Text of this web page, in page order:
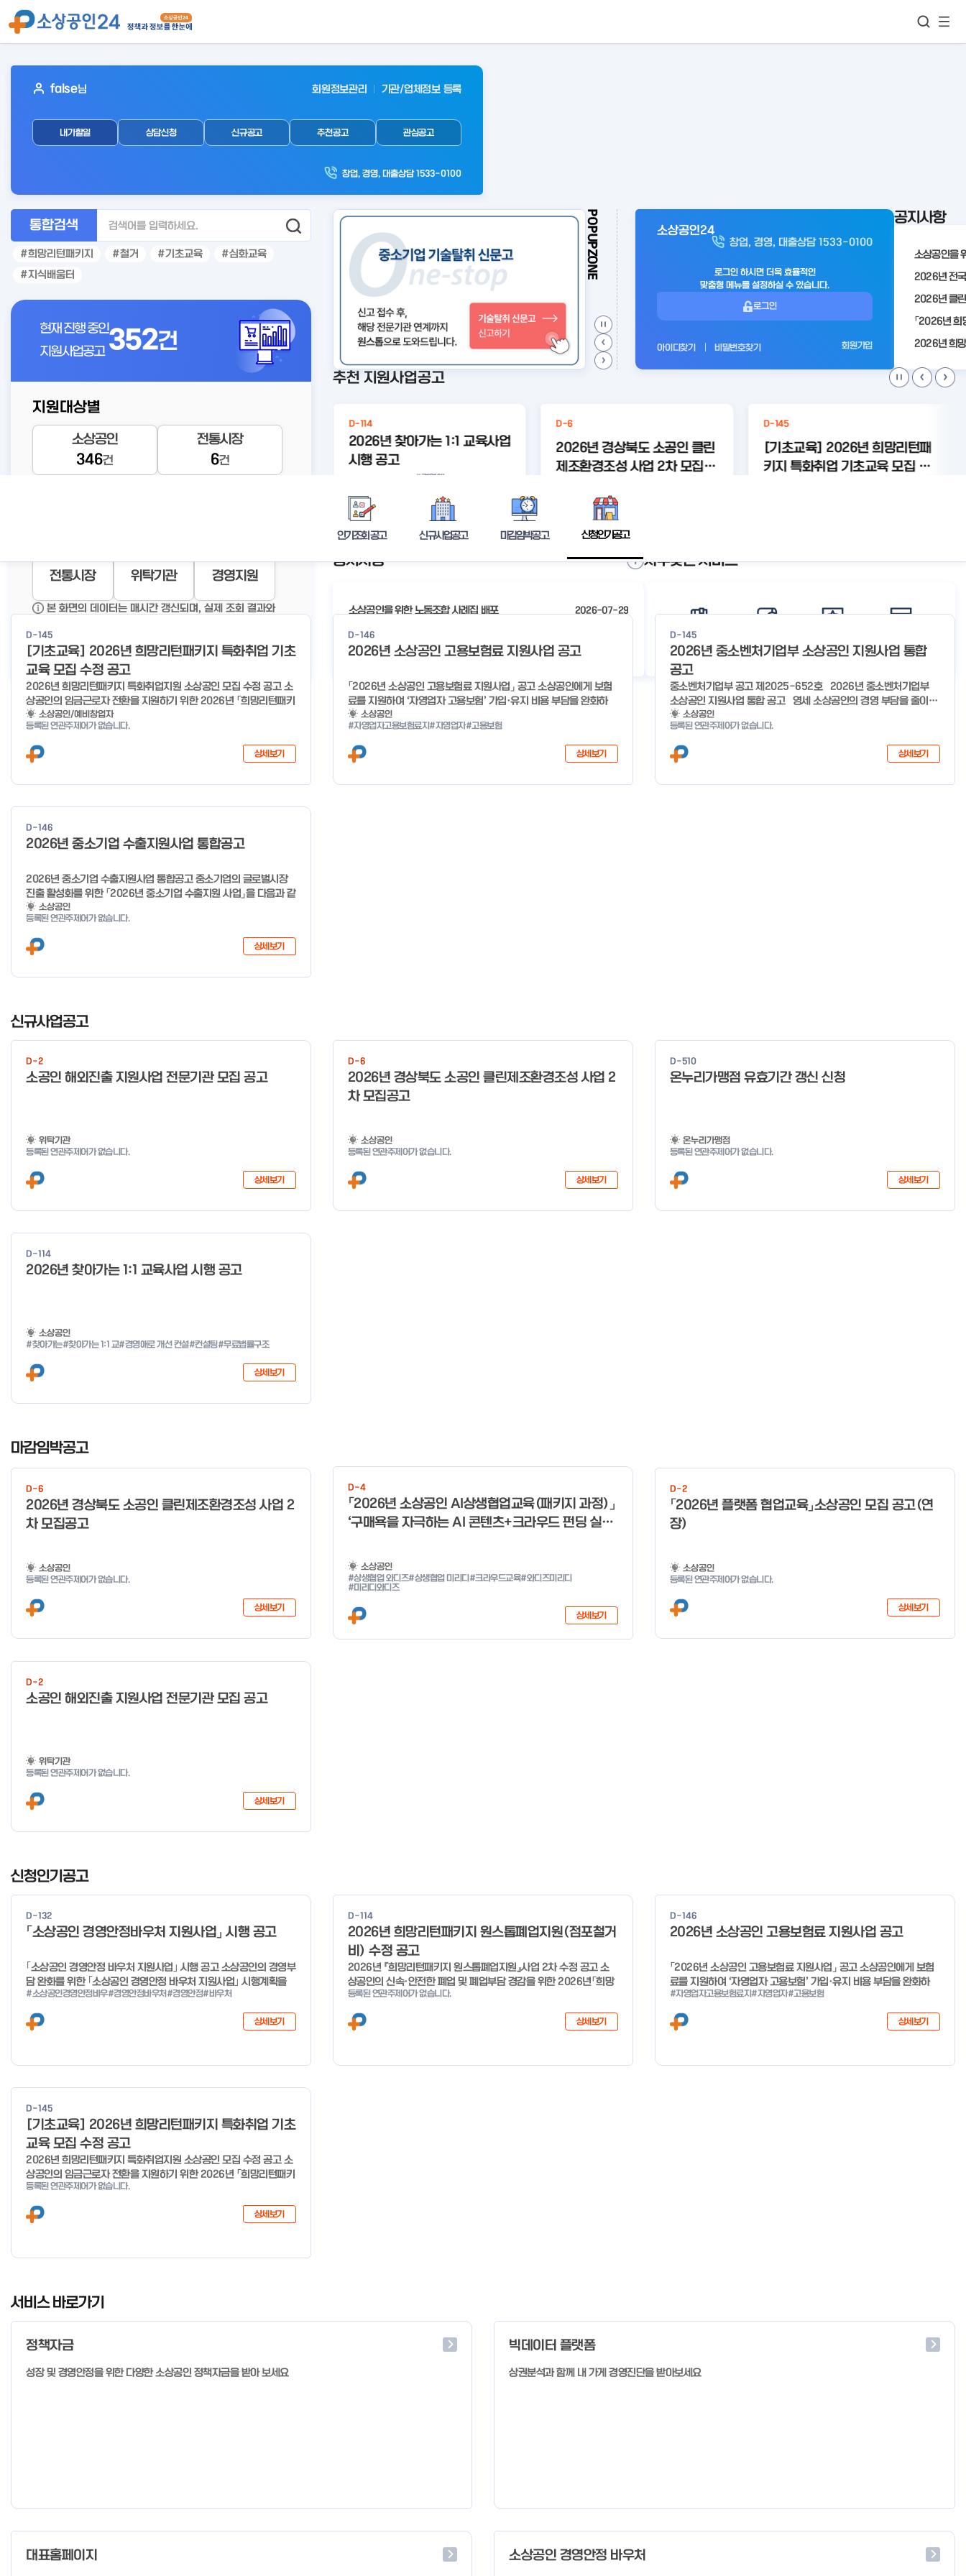
아
로
그
false님 회원정보관리 기관/업체정보 등록
내가할일 상담신청 신규공고 추천공고 관심공고
창업, 경영, 대출상담 1533-0100
통합검색
희망리턴패키지 철거 기초교육
심화교육
지식배움터
현재 진행 중인
지원사업공고 352건
지원대상별
소상공인
346건
전통시장
6건
전통시장 위탁기관 경영지원
본 화면의 데이터는 매시간 갱신되며, 실제 조회 결과와
더보기
POPUPZONE
아
그
소상공인24
창업, 경영, 대출상담 1533-0100
로그인 하시면 더욱 효율적인
맞춤형 메뉴를 설정하실 수 있습니다.
로그인
아이디찾기 비밀번호찾기 회원가입
공지사항
추천 지원사업공고
D-132
「소상공인 경영안정바우처 지
원사업」 시행 공고
#소상공인
D-114
2026년 찾아가는 1:1 교육사업
시행 공고
#경영애
컨설
D-6
2026년 경상북도 소공인 클린
제조환경조성 사업 2차 모집공
D-145
[기초교육] 2026년 희망리턴패
키지 특화취업 기초교육 모집 수
I
m
공지사항
소상공인을 위한 노동조합 사례집 배포 2026-07-29
2026년 전국우수시장박람회 참가시장 모집 공고
2026년 클린제조환경조성 사업 공급기업 POOL 안내 2026-05-22
공자주찾는 서비스
우수사례 지원사업 상담 서비스 지원 이용 안내
인기조회 공고 신규사업공고 마감임박공고 신청인기공고
인기조회 공고
D-145
[기초교육] 2026년 희망리턴패키지 특화취업 기초
교육 모집 수정 공고
2026년 희망리턴패키지 특화취업지원 소상공인 모집 수정 공고 소
상공인의 임금근로자 전환을 지원하기 위한 2026년 「희망리턴패키
지 특화취업지원」 사업을 다음과 같이 공고합니다. '26.6.2(화)은
익일인 6.3(수) 선거로 인해 서류검토가 불가함에 따라 기초교육
모집을 진행하지 않음을 안내드립니다. (6/3 모집 재개) □ 사업명:
희망리턴패키지 특화취업지원 □ 지원대상: 폐업(예정) 소상공인
경우 매주 일, 월, 화, 수, 목 신청·접수 가능 ** 기초교육 신청 가능
이사장 ※ 문의처 ※ - 사업문의 : 1533-0100(소상공인 통합콜센
터) - 시스템 문의(오류 등) : 1644-5302 ** 기초교육 수료 인정
10시간 이상 수강 필요) 30분 미만 → 0.5시간 30분 이상 ~ 60분
미만 → 1시간 60분 이상 → 1.5시간
소상공인/예비창업자
등록된 연관주제어가 없습니다.
상세보기
D-146
2026년 소상공인 고용보험료 지원사업 공고
「2026년 소상공인 고용보험료 지원사업」 공고 소상공인에게 보험
료를 지원하여 ‘자영업자 고용보험’ 가입·유지 비용 부담을 완화하
고, 사회안전망으로 편입을 촉진하고자「2026년 소상공인 고용보험
료 지원사업」을 다음과 같이 공고합니다. 2025년 12월 29일 중소
벤처기업부 장관 자세한 사항은 첨부파일을 확인하여 주시기 바랍니
다.
소상공인
#자영업자고용보험료지 #자영업자#고용보험
상세보기
D-145
2026년 중소벤처기업부 소상공인 지원사업 통합
공고
중소벤처기업부 공고 제2025-652호 2026년 중소벤처기업부
소상공인 지원사업 통합 공고 영세 소상공인의 경영 부담을 줄이고,
유망 소상공인의 성장 가능성을 극대화하기 위해 �2026년 소상공
인 지원사업을 다음과 같이 공고합니다. ※ 7개분야 26개사업 1조
3,410억원 규모(’25년 7개분야 23개사업 8,170억원 규모) 2025
년 12월 29일 중 소 벤 처 기 업 부 장 관
소상공인
등록된 연관주제어가 없습니다.
상세보기
D-146
2026년 중소기업 수출지원사업 통합공고
2026년 중소기업 수출지원사업 통합공고 중소기업의 글로벌시장
진출 활성화를 위한 「2026년 중소기업 수출지원 사업」을 다음과 같
이 공고합니다. 2025년 12월 10일 중 소 벤 처 기 업 부 장관 ※ 문
의처 ※ - 사업문의 : 1357 - 시스템 문의(오류 등) : 1644-5302
소상공인
등록된 연관주제어가 없습니다.
상세보기
신규사업공고
D-2
소공인 해외진출 지원사업 전문기관 모집 공고
위탁기관
등록된 연관주제어가 없습니다.
상세보기
D-6
2026년 경상북도 소공인 클린제조환경조성 사업 2
차 모집공고
소상공인
등록된 연관주제어가 없습니다.
상세보기
D-510
온누리가맹점 유효기간 갱신 신청
온누리가맹점
등록된 연관주제어가 없습니다.
상세보기
D-114
2026년 찾아가는 1:1 교육사업 시행 공고
소상공인
#찾아가는#찾아가는 1:1 교#경영애로 개선 컨설#컨설팅#무료법률구조
상세보기
마감임박공고
D-6
2026년 경상북도 소공인 클린제조환경조성 사업 2
차 모집공고
소상공인
등록된 연관주제어가 없습니다.
상세보기
D-4
「2026년 소상공인 AI상생협업교육(패키지 과정)」
‘구매욕을 자극하는 AI 콘텐츠+크라우드 펀딩 실전
소상공인
#상생협업 와디즈#상생협업 미리디 #크라우드교육#와디즈미리디
#미리디와디즈
상세보기
D-2
「2026년 플랫폼 협업교육」소상공인 모집 공고(연
장)
소상공인
등록된 연관주제어가 없습니다.
상세보기
D-2
소공인 해외진출 지원사업 전문기관 모집 공고
위탁기관
등록된 연관주제어가 없습니다.
상세보기
신청인기공고
D-132
「소상공인 경영안정바우처 지원사업」 시행 공고
｢소상공인 경영안정 바우처 지원사업｣ 시행 공고 소상공인의 경영부
담 완화를 위한 ｢소상공인 경영안정 바우처 지원사업｣ 시행계획을
다음과 같이 공고합니다. 2026년 1월 28일 중소벤처기업부장관
#소상공인경영안정바우#경영안정바우처 #경영안정#바우처
상세보기
D-114
2026년 희망리턴패키지 원스톱폐업지원(점포철거
비) 수정 공고
2026년 『희망리턴패키지 원스톱폐업지원』사업 2차 수정 공고 소
상공인의 신속·안전한 폐업 및 폐업부담 경감을 위한 2026년「희망
리턴패키지 원스톱폐업지원」사업의 추가경정예산 지원 대상 확대에
따른 2차 수정 공고 하오니, 많은 관심과 참여 바랍니다. 2026년 8
월 3일 소상공인시장진흥공단 이사장 < 신청·접수 기간 > 세부사업
자문·채무조정 26년 4월 3일 ~ 예산 소진시 점포철거비 지원 26
등록된 연관주제어가 없습니다.
상세보기
D-146
2026년 소상공인 고용보험료 지원사업 공고
「2026년 소상공인 고용보험료 지원사업」 공고 소상공인에게 보험
료를 지원하여 ‘자영업자 고용보험’ 가입·유지 비용 부담을 완화하
고, 사회안전망으로 편입을 촉진하고자「2026년 소상공인 고용보험
료 지원사업」을 다음과 같이 공고합니다. 2025년 12월 29일 중소
벤처기업부 장관 자세한 사항은 첨부파일을 확인하여 주시기 바랍니
#자영업자고용보험료지 #자영업자#고용보험
상세보기
D-145
[기초교육] 2026년 희망리턴패키지 특화취업 기초
교육 모집 수정 공고
2026년 희망리턴패키지 특화취업지원 소상공인 모집 수정 공고 소
상공인의 임금근로자 전환을 지원하기 위한 2026년 「희망리턴패키
지 특화취업지원」 사업을 다음과 같이 공고합니다. '26.6.2(화)은
익일인 6.3(수) 선거로 인해 서류검토가 불가함에 따라 기초교육
모집을 진행하지 않음을 안내드립니다. (6/3 모집 재개) □ 사업명:
경우 매주 일, 월, 화, 수, 목 신청·접수 가능 ** 기초교육 신청 가능
이사장 ※ 문의처 ※ - 사업문의 : 1533-0100(소상공인 통합콜센
10시간 이상 수강 필요) 30분 미만 → 0.5시간 30분 이상 ~ 60분
등록된 연관주제어가 없습니다.
상세보기
서비스 바로가기
정책자금
성장 및 경영안정을 위한 다양한 소상공인 정책자금을 받아 보세요
빅데이터 플랫폼
상권분석과 함께 내 가게 경영진단을 받아보세요
대표홈페이지 소상공인 경영안정 바우처